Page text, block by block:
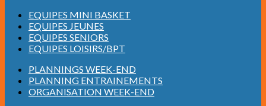
EQUIPES MINI BASKET
EQUIPES JEUNES
EQUIPES SENIORS
EQUIPES LOISIRS/BPT
PLANNINGS WEEK-END
PLANNING ENTRAINEMENTS
ORGANISATION WEEK-END